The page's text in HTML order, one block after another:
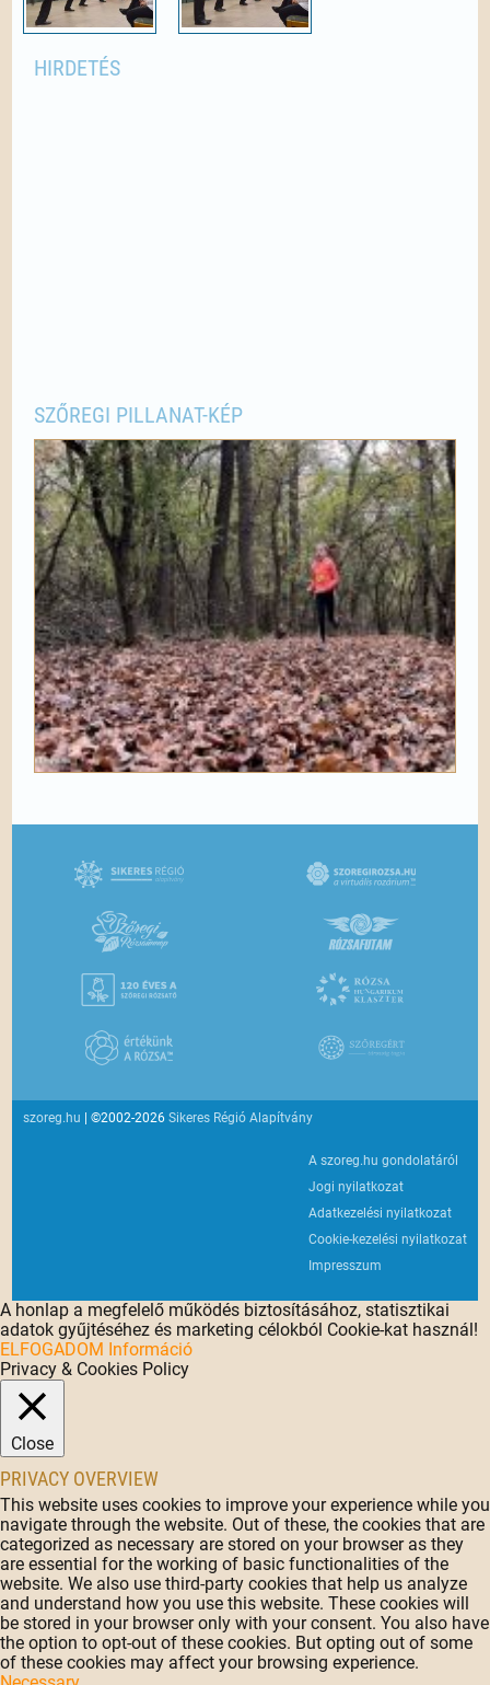
HIRDETÉS
SZŐREGI PILLANAT-KÉP
szoreg.hu | ©2002-2026Sikeres Régió Alapítvány
A szoreg.hu gondolatáról
Jogi nyilatkozat
Adatkezelési nyilatkozat
Cookie-kezelési nyilatkozat
Impresszum
A honlap a megfelelő működés biztosításához, statisztikai
adatok gyűjtéséhez és marketing célokból Cookie-kat használ!
ELFOGADOM Információ
Privacy & Cookies Policy
Close
PRIVACY OVERVIEW
This website uses cookies to improve your experience while you
navigate through the website. Out of these, the cookies that are
categorized as necessary are stored on your browser as they
are essential for the working of basic functionalities of the
website. We also use third-party cookies that help us analyze
and understand how you use this website. These cookies will
be stored in your browser only with your consent. You also have
the option to opt-out of these cookies. But opting out of some
of these cookies may affect your browsing experience.